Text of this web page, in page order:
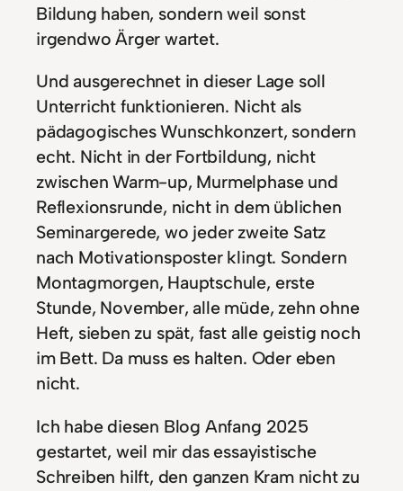
Bildung haben, sondern weil sonst
irgendwo Ärger wartet.
Und ausgerechnet in dieser Lage soll
Unterricht funktionieren. Nicht als
pädagogisches Wunschkonzert, sondern
echt. Nicht in der Fortbildung, nicht
zwischen Warm-up, Murmelphase und
Reflexionsrunde, nicht in dem üblichen
Seminargerede, wo jeder zweite Satz
nach Motivationsposter klingt. Sondern
Montagmorgen, Hauptschule, erste
Stunde, November, alle müde, zehn ohne
Heft, sieben zu spät, fast alle geistig noch
im Bett. Da muss es halten. Oder eben
nicht.
Ich habe diesen Blog Anfang 2025
gestartet, weil mir das essayistische
Schreiben hilft, den ganzen Kram nicht zu